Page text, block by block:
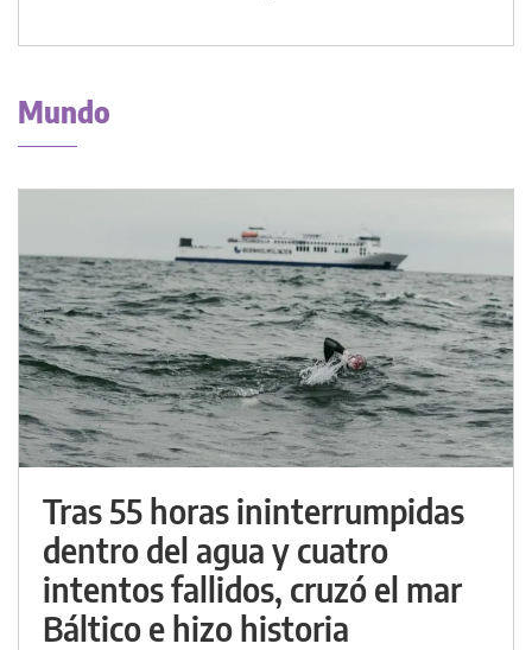
Mundo
Tras 55 horas ininterrumpidas
dentro del agua y cuatro
intentos fallidos, cruzó el mar
Báltico e hizo historia